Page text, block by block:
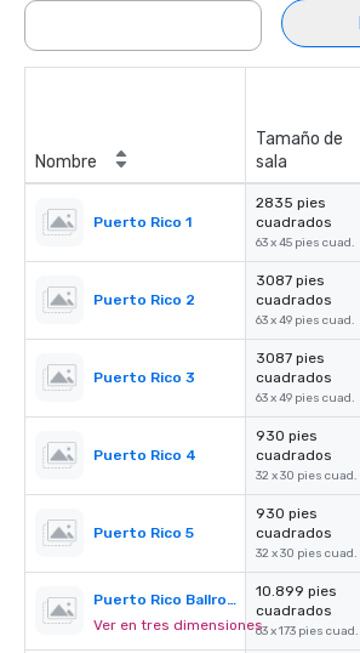
Nombre
Tamaño de
sala
Puerto Rico 1
2835 pies
cuadrados
63 x 45 pies cuad.
Puerto Rico 2
3087 pies
cuadrados
63 x 49 pies cuad.
Puerto Rico 3
3087 pies
cuadrados
63 x 49 pies cuad.
Puerto Rico 4
930 pies
cuadrados
32 x 30 pies cuad.
Puerto Rico 5
930 pies
cuadrados
32 x 30 pies cuad.
Puerto Rico Ballroom
Ver en tres dimensiones
10.899 pies
cuadrados
63 x 173 pies cuad.